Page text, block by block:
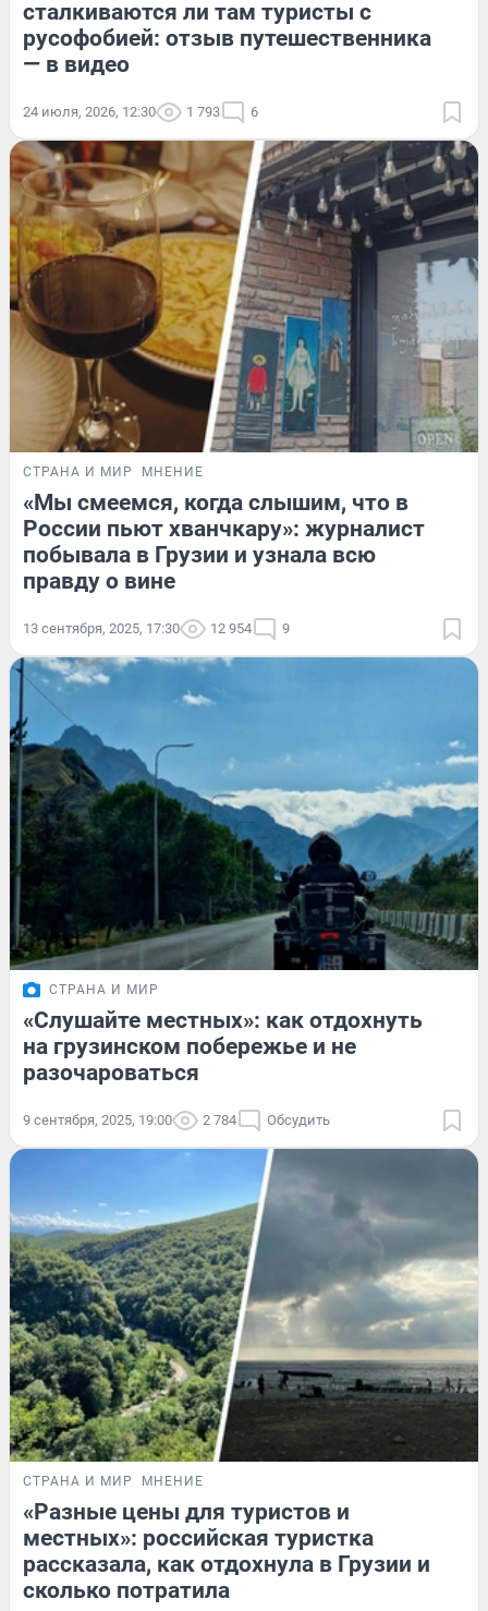
сталкиваются ли там туристы с
русофобией: отзыв путешественника
— в видео
24 июля, 2026, 12:30 1 793 6
СТРАНА И МИР МНЕНИЕ
«Мы смеемся, когда слышим, что в
России пьют хванчкару»: журналист
побывала в Грузии и узнала всю
правду о вине
13 сентября, 2025, 17:30 12 954 9
СТРАНА И МИР
«Слушайте местных»: как отдохнуть
на грузинском побережье и не
разочароваться
9 сентября, 2025, 19:00 2 784 Обсудить
СТРАНА И МИР МНЕНИЕ
«Разные цены для туристов и
местных»: российская туристка
рассказала, как отдохнула в Грузии и
сколько потратила